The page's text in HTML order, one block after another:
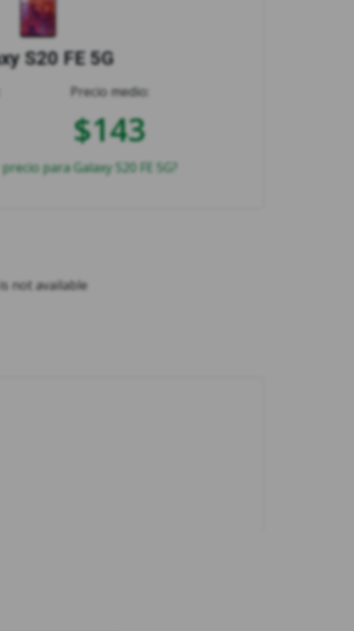
S20 FE 5G
Precio medio:
$143
para Galaxy S20 FE 5G?
not available